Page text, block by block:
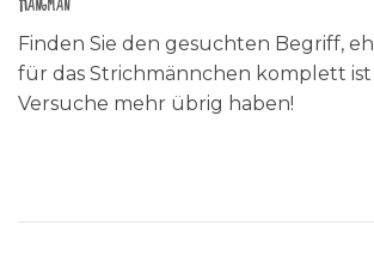
Finden Sie den gesuchten Begriff,
für das Strichmännchen komplett ist
Versuche mehr übrig haben!